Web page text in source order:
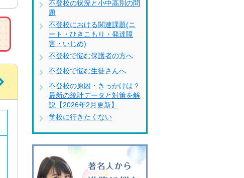
不登校の状況と小中高別の問
題
不登校における関連課題(ニ
ート・ひきこもり・発達障
害・いじめ)
不登校で悩む保護者の方へ
不登校で悩む生徒さんへ
不登校の原因・きっかけは？
最新の統計データと対策を解
説【2026年2月更新】
学校に行きたくない